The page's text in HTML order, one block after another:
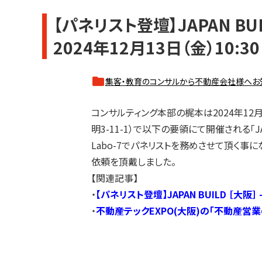
【パネリスト登壇】JAPAN
2024年12月13日（金）
集客・教育のコンサルから不動産会社様へ
コンサルティング本部の梶本は2024年12
明3-11-1）で以下の要領にて開催される「
Labo-7でパネリストを務めさせて頂く事
依頼を頂戴しました。
【関連記事】
・【パネリスト登壇】JAPAN BUILD ［大
・不動産テックEXPO(大阪)の「不動産営業